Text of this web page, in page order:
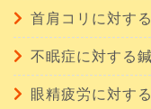
首肩コリに対す
不眠症に対する
眼精疲労に対す